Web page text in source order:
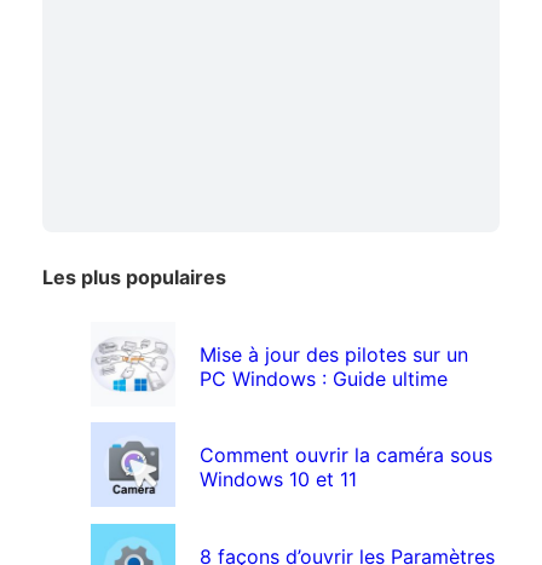
Les plus populaires
Mise à jour des pilotes sur un
PC Windows : Guide ultime
Comment ouvrir la caméra sous
Windows 10 et 11
8 façons d’ouvrir les Paramètres